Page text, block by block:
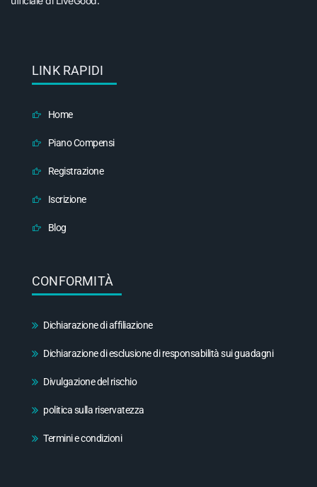
LINK RAPIDI
Home
Piano Compensi
Registrazione
Iscrizione
Blog
CONFORMITÀ
Dichiarazione di affiliazione
Dichiarazione di esclusione di responsabilità sui guadagni
Divulgazione del rischio
politica sulla riservatezza
Termini e condizioni